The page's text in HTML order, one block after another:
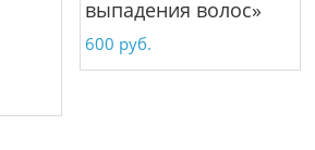
выпадения волос»
600 руб.